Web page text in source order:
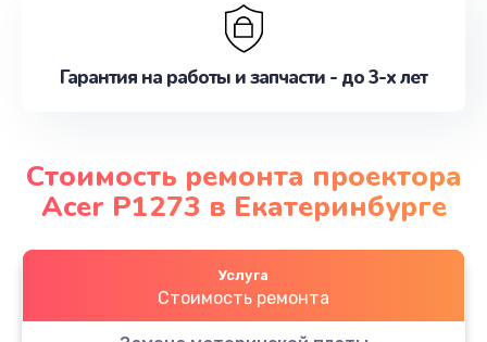
Гарантия на работы и запчасти - до 3-х лет
Стоимость ремонта проектора
Acer P1273 в Екатеринбурге
Услуга
Стоимость ремонта